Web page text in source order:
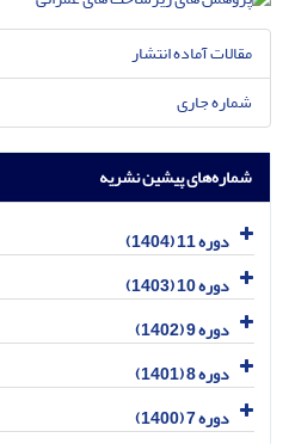
مقالات آماده انتشار
شماره جاری
شماره‌های پیشین نشریه
دوره 11 (1404)
دوره 10 (1403)
دوره 9 (1402)
دوره 8 (1401)
دوره 7 (1400)